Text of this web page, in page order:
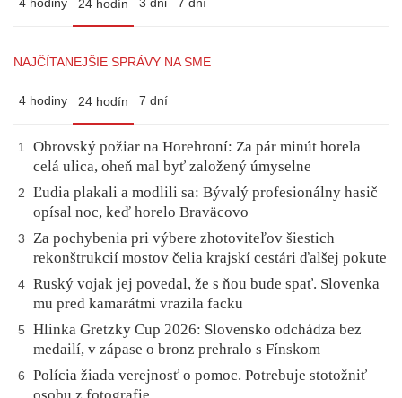
24 hodín
NAJČÍTANEJŠIE SPRÁVY NA SME
4 hodiny 24 hodín 7 dní
1
Obrovský požiar na Horehroní: Za pár minút horela
celá ulica, oheň mal byť založený úmyselne
2
Ľudia plakali a modlili sa: Bývalý profesionálny hasič
opísal noc, keď horelo Braväcovo
3
Za pochybenia pri výbere zhotoviteľov šiestich
rekonštrukcií mostov čelia krajskí cestári ďalšej pokute
4 Ruský vojak jej povedal, že s ňou bude spať. Slovenka
mu pred kamarátmi vrazila facku
5
Hlinka Gretzky Cup 2026: Slovensko odchádza bez
medailí, v zápase o bronz prehralo s Fínskom
6
Polícia žiada verejnosť o pomoc. Potrebuje stotožniť